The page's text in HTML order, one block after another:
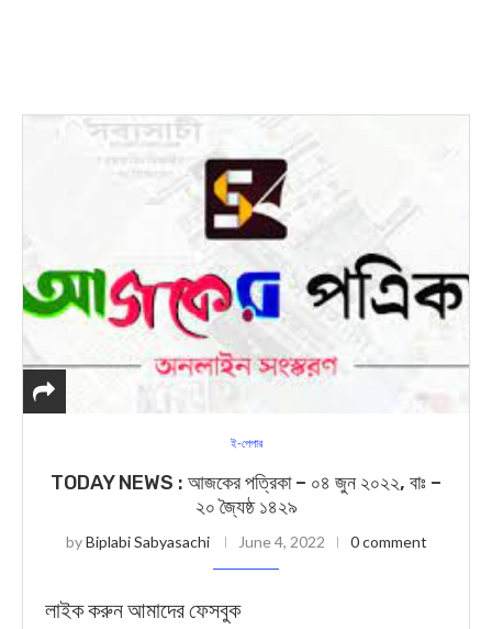
ই-পেপার
TODAY NEWS : আজকের পত্রিকা – ০৪ জুন ২০২২, বাঃ –
২০ জ্যৈষ্ঠ ১৪২৯
byBiplabi Sabyasachi June 4, 2022 0 comment
লাইক করুন আমাদের ফেসবুক